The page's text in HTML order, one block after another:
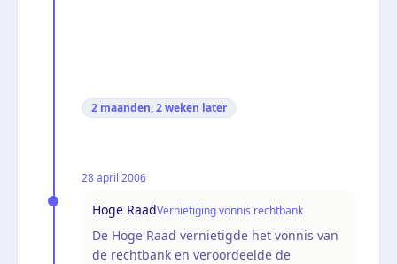
2 maanden, 2 weken later
28 april 2006
Hoge RaadVernietiging vonnis rechtbank
De Hoge Raad vernietigde het vonnis van
de rechtbank en veroordeelde de